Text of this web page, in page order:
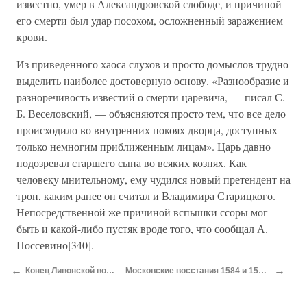
известно, умер в Александровской слободе, и причиной
его смерти был удар посохом, осложненный заражением
крови.
Из приведенного хаоса слухов и просто домыслов трудно
выделить наиболее достоверную основу. «Разнообразие и
разноречивость известий о смерти царевича, — писал С.
Б. Веселовский, — объясняются просто тем, что все дело
происходило во внутренних покоях дворца, доступных
только немногим приближенным лицам». Царь давно
подозревал старшего сына во всяких кознях. Как
человеку мнительному, ему чудился новый претендент на
трон, каким ранее он считал и Владимира Старицкого.
Непосредственной же причиной вспышки ссоры мог
быть и какой-либо пустяк вроде того, что сообщал А.
Поссевино[340].
Смерть царевича Ивана резко изменила ситуацию при
← Конец Ливонской войны Московские восстания 1584 и 1586 гг →